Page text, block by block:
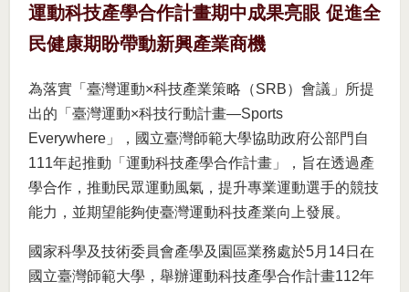
運動科技產學合作計畫期中成果亮眼 促進全
民健康期盼帶動新興產業商機
為落實「臺灣運動×科技產業策略（SRB）會議」所提
出的「臺灣運動×科技行動計畫—Sports
Everywhere」，國立臺灣師範大學協助政府公部門自
111年起推動「運動科技產學合作計畫」，旨在透過產
學合作，推動民眾運動風氣，提升專業運動選手的競技
能力，並期望能夠使臺灣運動科技產業向上發展。
國家科學及技術委員會產學及園區業務處於5月14日在
國立臺灣師範大學，舉辦運動科技產學合作計畫112年